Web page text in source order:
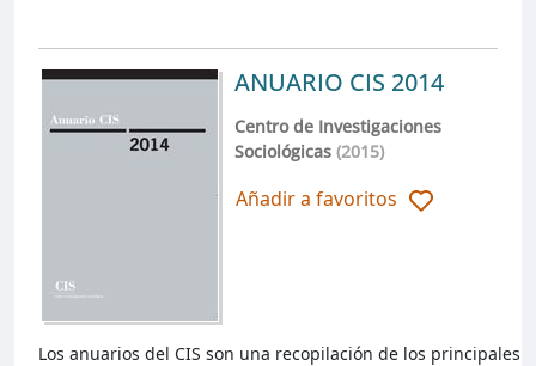
ANUARIO CIS 2014
Centro de Investigaciones
Sociológicas(2015)
Añadir a favoritos
Los anuarios del CIS son una recopilación de los principales